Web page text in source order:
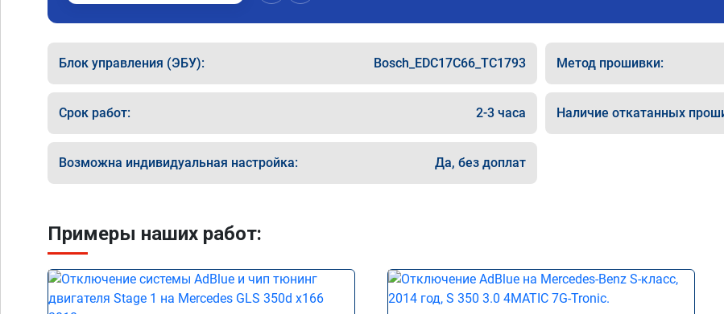
Блок управления (ЭБУ): Bosch_EDC17C66_TC1793 Метод прошивки:
Срок работ: 2-3 часа Наличие откатанных
Возможна индивидуальная настройка: Да, без доплат
Примеры наших работ: